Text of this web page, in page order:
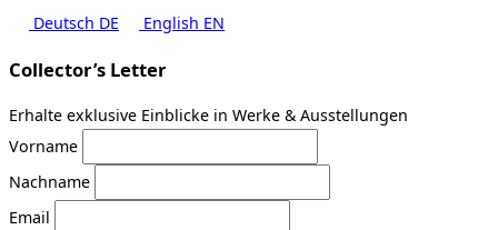
Deutsch DE English EN
Collector’s Letter
Erhalte exklusive Einblicke in Werke & Ausstellungen
Vorname
Nachname
Email